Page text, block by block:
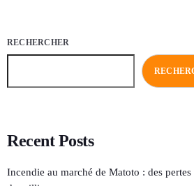
RECHERCHER
Recent Posts
Incendie au marché de Matoto : des pertes